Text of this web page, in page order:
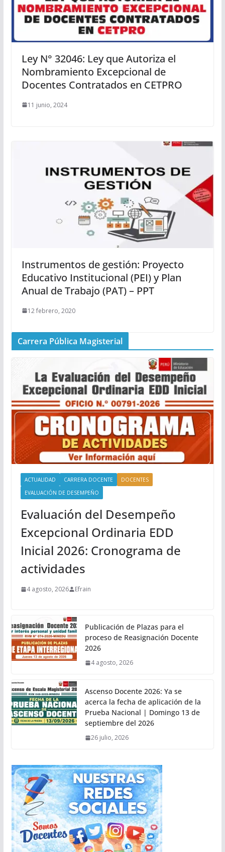
Ley N° 32046: Ley que Autoriza el
Nombramiento Excepcional de
Docentes Contratados en CETPRO
11 junio, 2024
Instrumentos de gestión: Proyecto
Educativo Institucional (PEI) y Plan
Anual de Trabajo (PAT) – PPT
12 febrero, 2020
Carrera Pública Magisterial
ACTUALIDAD CARRERA DOCENTE
DOCENTES
EVALUACIÓN DE DESEMPEÑO
Evaluación del Desempeño
Excepcional Ordinaria EDD
Inicial 2026: Cronograma de
actividades
4 agosto, 2026 Efrain
Publicación de Plazas para el
proceso de Reasignación Docente
2026
4 agosto, 2026
Ascenso Docente 2026: Ya se
acerca la fecha de aplicación de la
Prueba Nacional | Domingo 13 de
septiembre del 2026
26 julio, 2026